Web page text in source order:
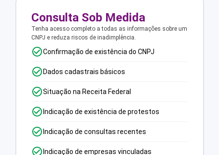
Consulta Sob Medida
Tenha acesso completo a todas as informações sobre um
CNPJ e reduza riscos de inadimplência.
Confirmação de existência do CNPJ
Dados cadastrais básicos
Situação na Receita Federal
Indicação de existência de protestos
Indicação de consultas recentes
Indicação de empresas vinculadas